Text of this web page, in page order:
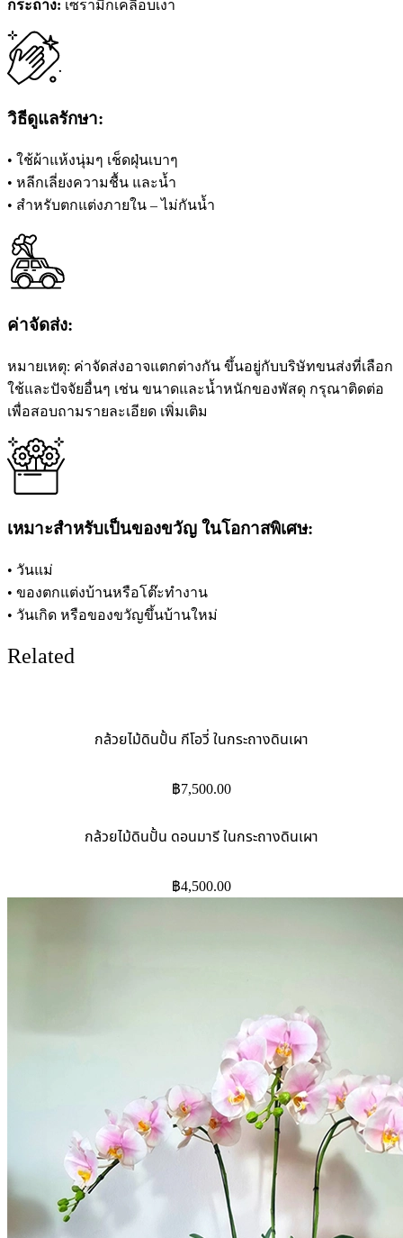
รา
มิก
ชิ้น
กระถาง: เซรามิกเคลือบเงา
วิธีดูแลรักษา:
• ใช้ผ้าแห้งนุ่มๆ เช็ดฝุ่นเบาๆ
• หลีกเลี่ยงความชื้น และน้ำ
• สำหรับตกแต่งภายใน – ไม่กันน้ำ
ค่าจัดส่ง:
หมายเหตุ: ค่าจัดส่งอาจแตกต่างกัน ขึ้นอยู่กับบริษัทขนส่งที่เลือก
ใช้และปัจจัยอื่นๆ เช่น ขนาดและน้ำหนักของพัสดุ กรุณาติดต่อ
เพื่อสอบถามรายละเอียด เพิ่มเติม
เหมาะสำหรับเป็นของขวัญ ในโอกาสพิเศษ:
• วันแม่
• ของตกแต่งบ้านหรือโต๊ะทำงาน
• วันเกิด หรือของขวัญขึ้นบ้านใหม่
Related
กล้วยไม้ดินปั้น กีโอวี่ ในกระถางดินเผา
฿7,500.00
กล้วยไม้ดินปั้น ดอนมารี ในกระถางดินเผา
฿4,500.00